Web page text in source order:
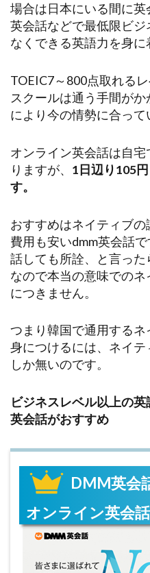
場合は日本にいる間に
英会話などで最低限ビ
なくできる英語力を身に
TOEIC7～800点取れる
スクールは通う手間が
により今の情勢に合って
オンライン英会話は自
りますが、 1日辺り105
す。
おすすめはネイティブの
費用も安いdmm英会話
話しても所詮、と言っ
なので本当の意味での
につきません。
つまり韓国で通用する
身につけるには、ネイ
しか無いのです。
ビジネスレベル以上の
英会話がおすすめ
DMM英会
オンライン英会話